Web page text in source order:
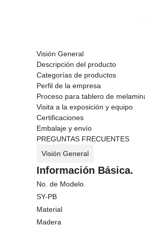
Visión General
Descripción del producto
Categorías de productos
Perfil de la empresa
Proceso para tablero de
Visita a la exposición y equipo
Certificaciones
Embalaje y envío
PREGUNTAS FRECUENTES
Visión General
Información Básica.
No. de Modelo.
SY-PB
Material
Madera